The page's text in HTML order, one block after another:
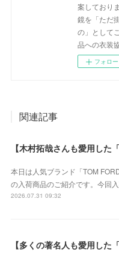
案しており
鏡を「ただ
の」として
品への衣装
フォロー
関連記事
本日は人気ブランド「TOM
の入荷商品のご紹介です。今回
2026.07.31 09:32